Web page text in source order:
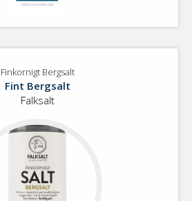
Finkornigt Bergsalt
Fint Bergsalt
Falksalt